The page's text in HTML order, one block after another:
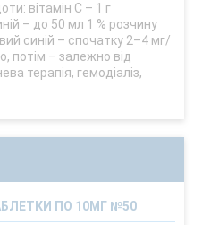
вітамін С – 1 г
– до 50 мл 1 % розчину
синій – спочатку 2–4 мг/
потім – залежно від
терапія, гемодіаліз,
ПО 10МГ №50